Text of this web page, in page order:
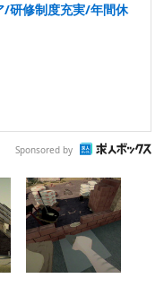
/研修制度充実/年間休
Sponsored by